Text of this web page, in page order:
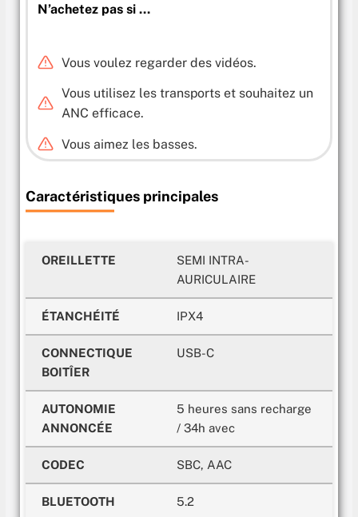
N’achetez pas si …
Vous voulez regarder des vidéos.
Vous utilisez les transports et souhaitez un
ANC efficace.
Vous aimez les basses.
Caractéristiques principales
OREILLETTE
SEMI INTRA-
AURICULAIRE
ÉTANCHÉITÉ IPX4
CONNECTIQUE
BOITÎER
USB-C
AUTONOMIE
ANNONCÉE
5 heures sans recharge
/ 34h avec
CODEC SBC, AAC
BLUETOOTH 5.2